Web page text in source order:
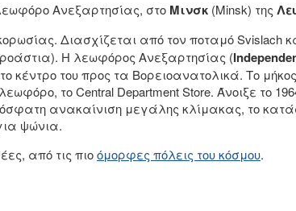
Ανεξαρτησίας, στο Μινσκ (Minsk) της
Διασχίζεται από τον ποταμό Svislach
Η λεωφόρος Ανεξαρτησίας (
κέντρο του προς τα Βορειοανατολικά. Το
το Central Department Store. Άνοιξε το
ανακαίνιση μεγάλης κλίμακας, το
ψώνια.
από τις πιοόμορφες πόλεις του κόσμου.